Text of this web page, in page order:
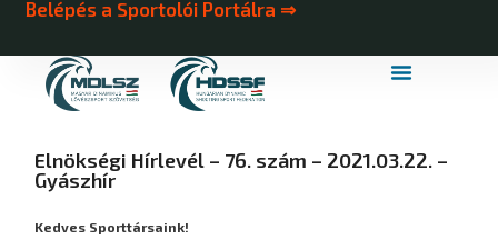
Belépés a Sportolói Portálra ⇒
Elnökségi Hírlevél – 76. szám – 2021.03.22. –
Gyászhír
Kedves Sporttársaink!